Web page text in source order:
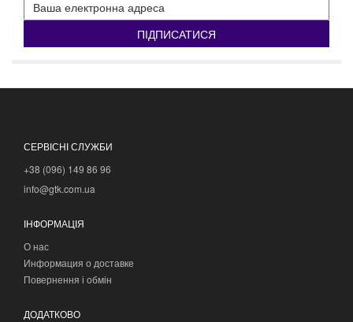
ПІДПИСАТИСЯ
СЕРВІСНІ СЛУЖБИ
+38 (096) 149 86 96
info@gtk.com.ua
ІНФОРМАЦІЯ
О нас
Информация о доставке
Повернення і обмін
ДОДАТКОВО